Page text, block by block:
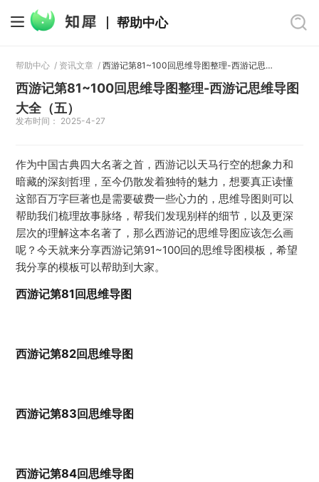
帮助中心
帮助中心 / 资讯文章 / 西游记第81~100回思维导图整理-西游记思维导图大全（五）
西游记第81~100回思维导图整理-西游记思维导图
大全（五）
发布时间： 2025-4-27
作为中国古典四大名著之首，西游记以天马行空的想象力和
暗藏的深刻哲理，至今仍散发着独特的魅力，想要真正读懂
这部百万字巨著也是需要破费一些心力的，思维导图则可以
帮助我们梳理故事脉络，帮我们发现别样的细节，以及更深
层次的理解这本名著了，那么西游记的思维导图应该怎么画
呢？今天就来分享西游记第91~100回的思维导图模板，希望
我分享的模板可以帮助到大家。
西游记第81回思维导图
西游记第82回思维导图
西游记第83回思维导图
西游记第84回思维导图